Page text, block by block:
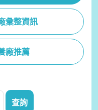
彙整資訊
廠推薦